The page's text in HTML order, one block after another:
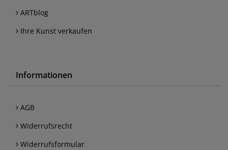
ARTblog
Ihre Kunst verkaufen
Informationen
AGB
Widerrufsrecht
Widerrufsformular